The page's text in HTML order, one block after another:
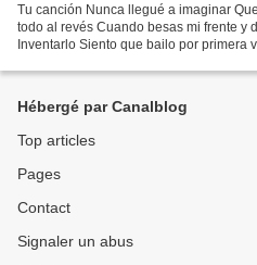
Tu canción Nunca llegué a imaginar
todo al revés Cuando besas mi frente y
Inventarlo Siento que bailo por primera
Hébergé par Canalblog
Top articles
Pages
Contact
Signaler un abus